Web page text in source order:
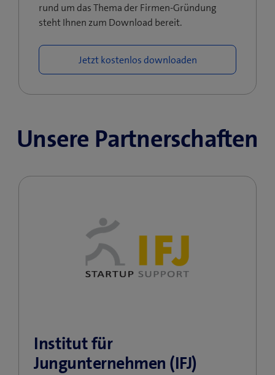
rund um das Thema der Firmen-Gründung
steht Ihnen zum Download bereit.
Jetzt kostenlos downloaden
Unsere Partnerschaften
Institut für
Jungunternehmen (IFJ)